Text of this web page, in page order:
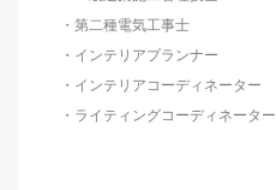
・第二種電気工事士
・インテリアプランナー
・インテリアコーディネーター
・ライティングコーディネーター